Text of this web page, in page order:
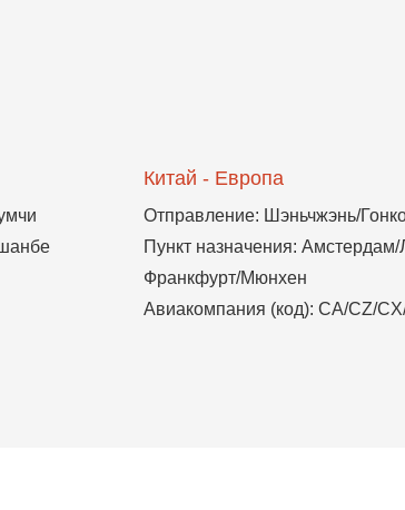
Китай - Европа
Отправление: Шэньчжэнь/
Пункт назначения:
Франкфурт/Мюнхен
Авиакомпания (код): CA/CZ/